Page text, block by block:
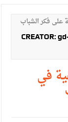
ويؤكد حرص مجلس
CREATOR:
في